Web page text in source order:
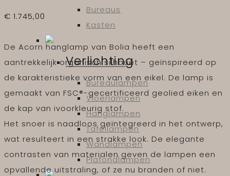
Bureaus
Kasten
Verlichting
Bureaulampen
Vloerlampen
Hanglampen
Tafellampen
Wandlampen
Plafondlampen
€ 1.745,00
De Acorn hanglamp van Bolia heeft een
aantrekkelijk organisch silhouet – geïnspireerd op
de karakteristieke vorm van een eikel. De lamp is
gemaakt van FSC®-gecertificeerd geolied eiken en
de kap van ivoorkleurig stof.
Het snoer is naadloos geïntegreerd in het ontwerp,
wat resulteert in een strakke look. De elegante
contrasten van materialen geven de lampen een
opvallende uitstraling, of ze nu branden of niet.